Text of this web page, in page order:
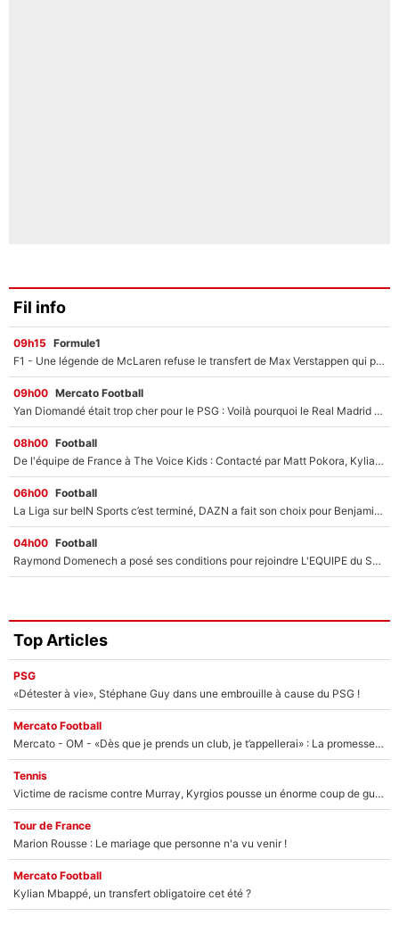
Fil info
09h15 Formule1
F1 - Une légende de McLaren refuse le transfert de Max Verstappen qui pourrait «faire des vagues» et plomber l'ambiance dans l'équipe
09h00 Mercato Football
Yan Diomandé était trop cher pour le PSG : Voilà pourquoi le Real Madrid a accepté de payer la somme record de 140M€ pour boucler son transfert !
08h00 Football
De l'équipe de France à The Voice Kids : Contacté par Matt Pokora, Kylian Mbappé a accepté de jouer un rôle inédit sur TF1 !
06h00 Football
La Liga sur beIN Sports c’est terminé, DAZN a fait son choix pour Benjamin Da Silva et Omar Da Fonseca !
04h00 Football
Raymond Domenech a posé ses conditions pour rejoindre L'EQUIPE du Soir : Il refuse de faire l'émission avec un autre chroniqueur !
Top Articles
PSG
«Détester à vie», Stéphane Guy dans une embrouille à cause du PSG !
Mercato Football
Mercato - OM - «Dès que je prends un club, je t’appellerai» : La promesse de Marcelino au moment de claquer la porte
Tennis
Victime de racisme contre Murray, Kyrgios pousse un énorme coup de gueule !
Tour de France
Marion Rousse : Le mariage que personne n'a vu venir !
Mercato Football
Kylian Mbappé, un transfert obligatoire cet été ?